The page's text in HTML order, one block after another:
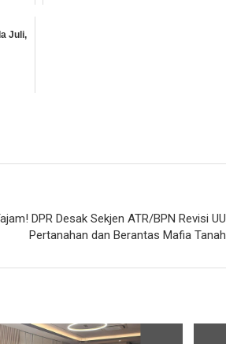
Juli,
DPR Desak Sekjen ATR/BPN Revisi UU
Pertanahan dan Berantas Mafia Tanah